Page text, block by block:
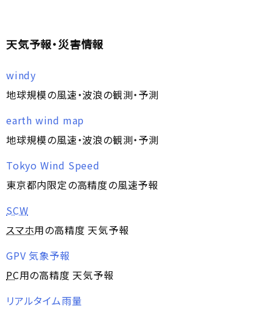
天気予報・災害情報
windy
地球規模の風速・波浪の観測・予測
earth wind map
地球規模の風速・波浪の観測・予測
Tokyo Wind Speed
東京都内限定の高精度の風速予報
SCW
スマホ用の高精度 天気予報
GPV 気象予報
PC用の高精度 天気予報
リアルタイム雨量